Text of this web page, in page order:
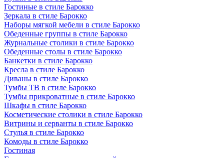
Гостиные в стиле Барокко
Зеркала в стиле Барокко
Наборы мягкой мебели в стиле Барокко
Обеденные группы в стиле Барокко
Журнальные столики в стиле Барокко
Обеденные столы в стиле Барокко
Банкетки в стиле Барокко
Кресла в стиле Барокко
Диваны в стиле Барокко
Тумбы ТВ в стиле Барокко
Тумбы прикроватные в стиле Барокко
Шкафы в стиле Барокко
Косметические столики в стиле Барокко
Витрины и серванты в стиле Барокко
Стулья в стиле Барокко
Комоды в стиле Барокко
Гостиная